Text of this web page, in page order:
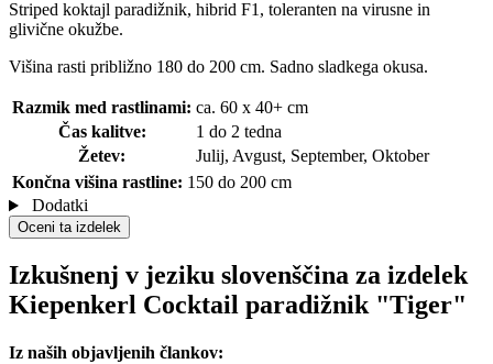
Striped koktajl paradižnik, hibrid F1, toleranten na virusne in
glivične okužbe.
Višina rasti približno 180 do 200 cm. Sadno sladkega okusa.
Razmik med rastlinami: ca. 60 x 40+ cm
Čas kalitve:
1 do 2 tedna
Žetev:
Julij, Avgust, September, Oktober
Končna višina rastline: 150 do 200 cm
Dodatki
Oceni ta izdelek
Izkušnenj v jeziku slovenščina za izdelek
Kiepenkerl Cocktail paradižnik "Tiger"
Iz naših objavljenih člankov: